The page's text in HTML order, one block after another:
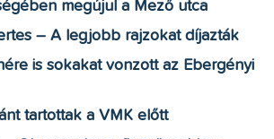
megújul a Mező utca
– A legjobb rajzokat díjazták
is sokakat vonzott az Ebergényi
tartottak a VMK előtt